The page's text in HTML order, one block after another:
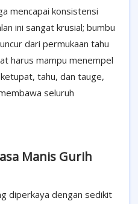
mencapai konsistensi
ini sangat krusial; bumbu
dari permukaan tahu
harus mampu menempel
tahu, dan tauge,
seluruh
Manis Gurih
diperkaya dengan sedikit